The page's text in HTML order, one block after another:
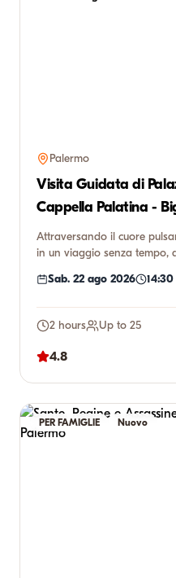
Palermo
Visita Guidata di
Cappella Palatina -
Attraversando il cuore
in un viaggio senza tempo,
Sab. 22 ago 2026 14:30
2 hours Up to 25
4.8
PER FAMIGLIE Nuovo